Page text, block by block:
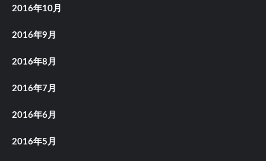
2016年10月
2016年9月
2016年8月
2016年7月
2016年6月
2016年5月